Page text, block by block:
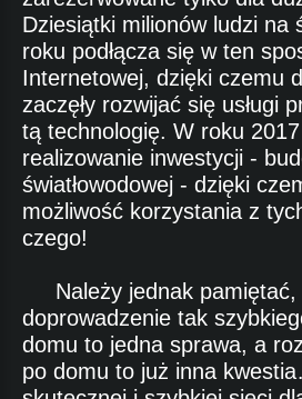
Dziesiątki milionów ludzi na
roku podłącza się w ten
Internetowej, dzięki czemu
zaczęły rozwijać się usługi
tą technologię. W roku
realizowanie inwestycji -
światłowodowej - dzięki
możliwość korzystania z
czego!
Należy jednak pamiętać,
doprowadzenie tak
domu to jedna sprawa, a
po domu to już inna